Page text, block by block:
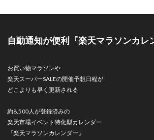
自動通知が便利『楽天マラソンカレ
お買い物マラソンや
楽天スーパーSALEの開催予想日程が
どこよりも早く更新される
約8,500人が登録済みの
楽天市場イベント特化型カレンダー
『楽天マラソンカレンダー』